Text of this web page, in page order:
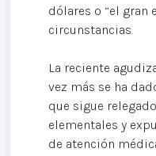
dólares o “el gran
circunstancias.
La reciente
vez más se ha
que sigue
elementales y
de atención